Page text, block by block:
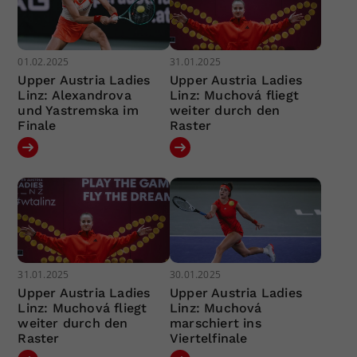
01.02.2025
Upper Austria Ladies
Linz: Alexandrova
und Yastremska im
Finale
31.01.2025
Upper Austria Ladies
Linz: Muchová fliegt
weiter durch den
Raster
31.01.2025
Upper Austria Ladies
Linz: Muchová fliegt
weiter durch den
Raster
30.01.2025
Upper Austria Ladies
Linz: Muchová
marschiert ins
Viertelfinale